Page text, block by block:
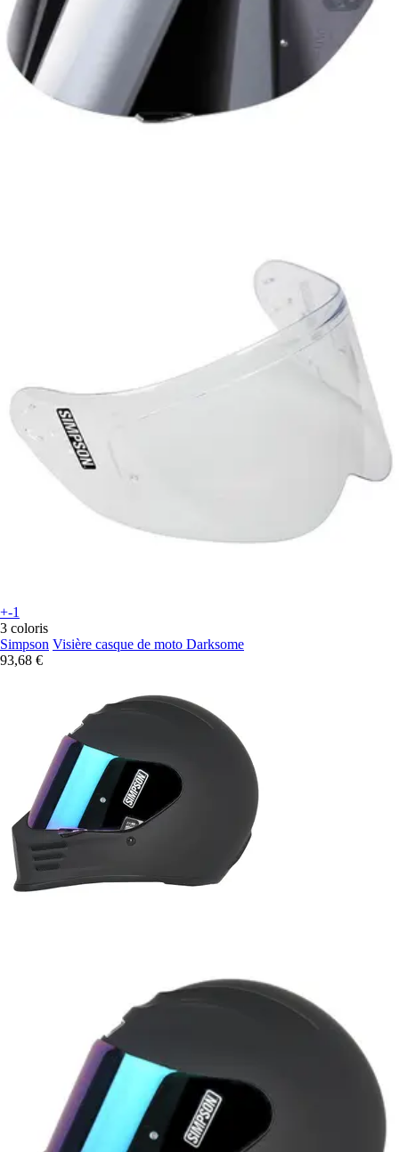
+-1
3 coloris
Simpson Visière casque de moto Darksome
93,68 €